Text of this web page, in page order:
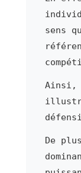
sens
Ainsi,
De